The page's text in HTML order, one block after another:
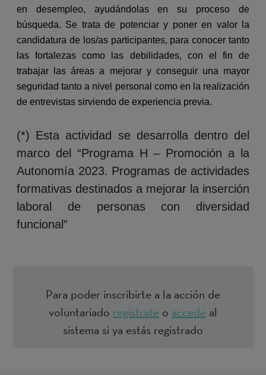
en desempleo, ayudándolas en su proceso de
búsqueda. Se trata de potenciar y poner en valor la
candidatura de los/as participantes, para conocer tanto
las fortalezas como las debilidades, con el fin de
trabajar las áreas a mejorar y conseguir una mayor
seguridad tanto a nivel personal como en la realización
de entrevistas sirviendo de experiencia previa.
(*) Esta actividad se desarrolla dentro del
marco del “Programa H – Promoción a la
Autonomía 2023. Programas de actividades
formativas destinados a mejorar la inserción
laboral de personas con diversidad
funcional”
Para poder inscribirte a la acción de
voluntariado regístrate o accede al
sistema si ya estás registrado